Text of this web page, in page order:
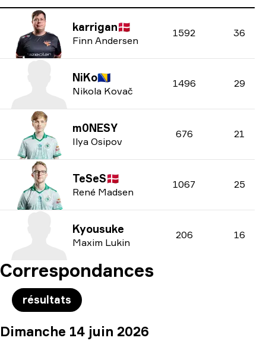
karrigan🇩🇰
Finn Andersen
1592 36
NiKo🇧🇦
Nikola Kovač
1496 29
m0NESY
Ilya Osipov
676 21
TeSeS🇩🇰
René Madsen
1067 25
Kyousuke
Maxim Lukin
206 16
Correspondances
résultats
Dimanche 14 juin 2026